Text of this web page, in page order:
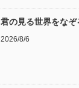
君の見る世界をなぞ
2026/8/6